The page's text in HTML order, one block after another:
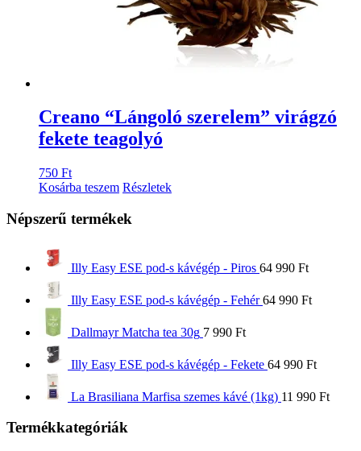
Creano “Lángoló szerelem” virágzó
fekete teagolyó
750 Ft
Kosárba teszem Részletek
Népszerű termékek
Illy Easy ESE pod-s kávégép - Piros 64 990 Ft
Illy Easy ESE pod-s kávégép - Fehér 64 990 Ft
Dallmayr Matcha tea 30g 7 990 Ft
Illy Easy ESE pod-s kávégép - Fekete 64 990 Ft
La Brasiliana Marfisa szemes kávé (1kg) 11 990 Ft
Termékkategóriák